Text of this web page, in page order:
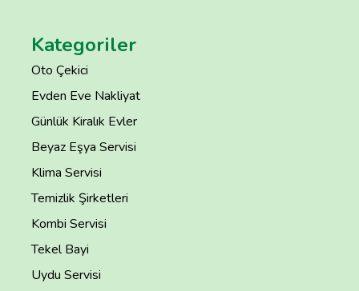
Kategoriler
Oto Çekici
Evden Eve Nakliyat
Günlük Kiralık Evler
Beyaz Eşya Servisi
Klima Servisi
Temizlik Şirketleri
Kombi Servisi
Tekel Bayi
Uydu Servisi